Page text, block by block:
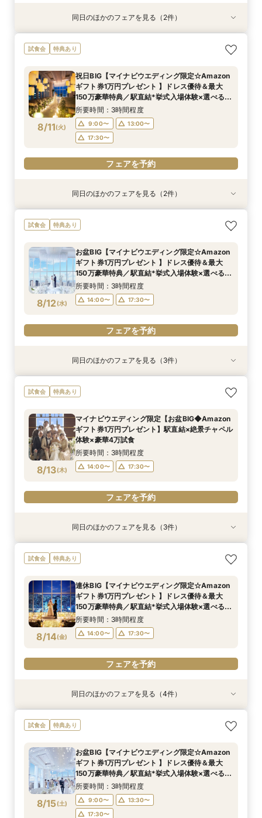
8/10(月)
【初めてでも安心】地上150m*天空チャペル×三
ツ星試食*相談会
14:00〜 17:30〜
フェアを予約
特典あり
8/10(月)
＼地上150mからの絶景＆演出まるごと体験／貸
切空間*全館ALL見学×シェフ監修豪華試食
14:00〜 17:30〜
フェアを予約
同日のほかのフェアを見る（2件）
試食会 特典あり
8/11(火)
祝日BIG【マイナビウエディング限定☆Amazon
ギフト券1万円プレゼント 】ドレス優待＆最大
150万豪華特典／駅直結*挙式入場体験×選べる2
つの会場見学
所要時間：3時間程度
9:00〜
13:00〜
17:30〜
フェアを予約
特典あり
8/11(火)
【ドレス1着プレゼント】地上150mチャペルで叶
う憧れ花嫁体験
9:00〜
13:00〜
17:30〜
フェアを予約
特典あり
8/11(火)
【2名～少人数婚】大阪駅直結◆地上150mの絶
景×美食で叶える上質プライベートウエディング
9:00〜
13:00〜
17:30〜
フェアを予約
同日のほかのフェアを見る（2件）
試食会 特典あり
8/12(水)
お盆BIG【マイナビウエディング限定☆Amazon
ギフト券1万円プレゼント 】ドレス優待＆最大
150万豪華特典／駅直結*挙式入場体験×選べる2
つの会場見学
所要時間：3時間程度
14:00〜 17:30〜
フェアを予約
特典あり
8/12(水)
当日◎【2名～OK！少人数婚】大阪駅直結*絶景
チャペル×相談会
14:00〜 17:30〜
フェアを予約
特典あり
8/12(水)
当日予約OK！絶景*天空チャペル&上質空間体験
*模擬挙式×安心相談会×人気ドレス特典×豪華試
所要時間：3時間程度
10:00〜
フェアを予約
特典あり
8/12(水)
【平日夜限定】地上150m絶景ナイトウェディン
グ×クイック相談会
17:30〜
フェアを予約
同日のほかのフェアを見る（3件）
試食会 特典あり
8/13(木)
マイナビウエディング限定【お盆BIG◆Amazon
ギフト券1万円プレゼント】駅直結×絶景チャペル
体験×豪華4万試食
所要時間：3時間程度
14:00〜 17:30〜
フェアを予約
特典あり
8/13(木)
当日予約OK！絶景*天空チャペル&上質空間体験
*模擬挙式×安心相談会×人気ドレス特典×豪華試
所要時間：3時間程度
10:00〜
フェアを予約
特典あり
8/13(木)
当日◎【2名～OK！少人数婚】大阪駅直結*絶景
チャペル×相談会
14:00〜 17:30〜
フェアを予約
特典あり
8/13(木)
【平日夜限定】地上150m絶景ナイトウェディン
グ×クイック相談会
17:30〜
フェアを予約
同日のほかのフェアを見る（3件）
試食会 特典あり
8/14(金)
連休BIG【マイナビウエディング限定☆Amazon
ギフト券1万円プレゼント 】ドレス優待＆最大
150万豪華特典／駅直結*挙式入場体験×選べる2
つの会場見学
所要時間：3時間程度
14:00〜 17:30〜
フェアを予約
特典あり
8/14(金)
当日◎【2名～OK！少人数婚】大阪駅直結*絶景
チャペル×相談会
14:00〜 17:30〜
フェアを予約
特典あり
8/14(金)
【最大140万優待】絶景チャペル×国産牛等*豪華
4万試食
14:00〜 17:30〜
フェアを予約
特典あり
8/14(金)
当日予約OK！絶景*天空チャペル&上質空間体験
*模擬挙式×安心相談会×人気ドレス特典×豪華試
所要時間：3時間程度
10:00〜
フェアを予約
特典あり
8/14(金)
【平日夜限定】地上150m絶景ナイトウェディン
グ×クイック相談会
17:30〜
フェアを予約
同日のほかのフェアを見る（4件）
試食会 特典あり
8/15(土)
お盆BIG【マイナビウエディング限定☆Amazon
ギフト券1万円プレゼント 】ドレス優待＆最大
150万豪華特典／駅直結*挙式入場体験×選べる2
つの会場見学
所要時間：3時間程度
9:00〜
13:30〜
17:30〜